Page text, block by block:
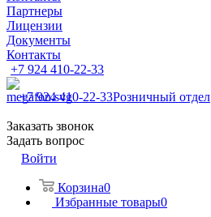
Партнеры
Лицензии
Документы
Контакты
+7 924 410-22-33
+7 924 410-22-33Розничный отдел
Заказать звонок
Задать вопрос
Войти
Корзина0
Избранные товары0